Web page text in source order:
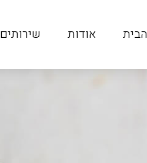
אודות שירותים